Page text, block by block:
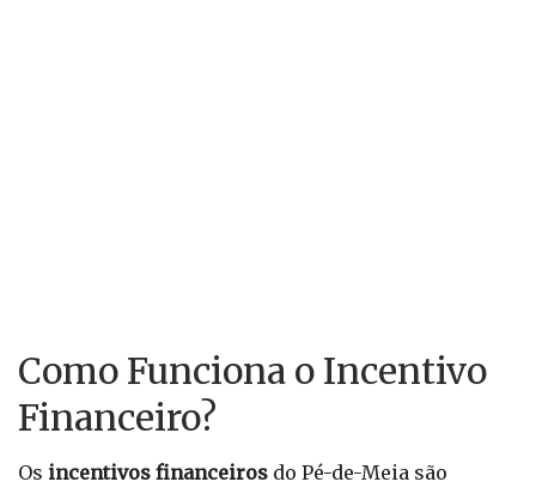
Como Funciona o Incentivo
Financeiro?
Os incentivos financeiros do Pé-de-Meia são